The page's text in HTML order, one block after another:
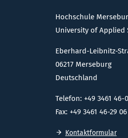
Hochschule
University of Applied
Eberhard-Leibnitz-
06217 Merseburg
Deutschland
Telefon: +49 3461 46-0
Fax: +49 3461 46-29 06
Kontaktformular